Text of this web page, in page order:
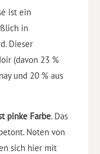
ist ein
in
Dieser
(davon 23 %
und 20 % aus
pinke Farbe. Das
Noten von
sich hier mit